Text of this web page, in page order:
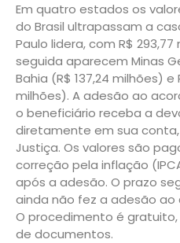
Em quatro estados os
do Brasil ultrapassam a
Paulo lidera, com R$
seguida aparecem Minas
Bahia (R$ 137,24 milhões) e
milhões). A adesão ao
o beneficiário receba a
diretamente em sua
Justiça. Os valores são
correção pela inflação
após a adesão. O prazo
ainda não fez a adesão
O procedimento é
de documentos.